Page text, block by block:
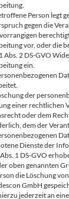
Person legt
gegen die
vor, oder die
Abs. 2 DS-GVO
ein.
der
einer rechtlichen
oder dem
dem der
Dienste der
1 DS-GVO
oben genannten
die Löschung
GmbH
jederzeit an